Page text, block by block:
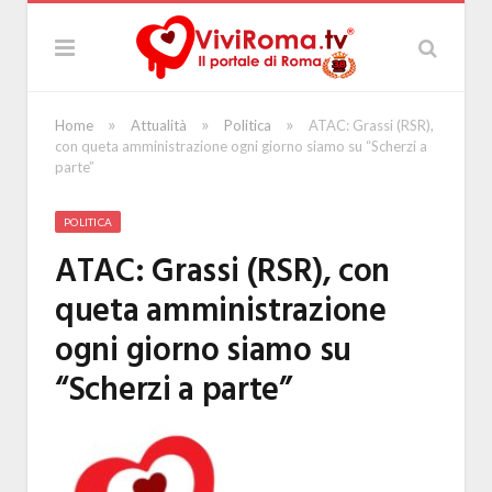
Home » Attualità » Politica »
ATAC: Grassi (RSR),
con queta amministrazione ogni giorno siamo su “Scherzi a
parte”
POLITICA
ATAC: Grassi (RSR), con
queta amministrazione
ogni giorno siamo su
“Scherzi a parte”